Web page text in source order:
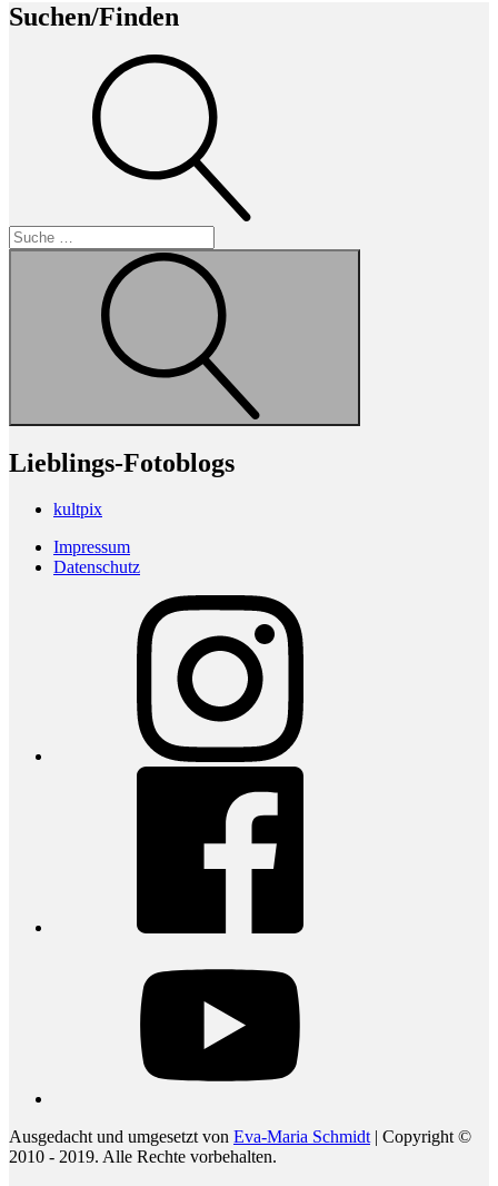
Suchen/Finden
Lieblings-Fotoblogs
kultpix
Impressum
Datenschutz
Ausgedacht und umgesetzt von Eva-Maria Schmidt| Copyright ©
2010 - 2019. Alle Rechte vorbehalten.